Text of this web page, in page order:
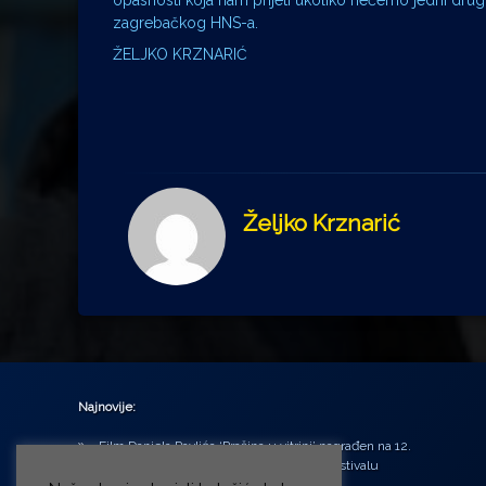
zagrebačkog HNS-a.
ŽELJKO KRZNARIĆ
Željko Krznarić
Najnovije:
Film Daniela Pavlića ‘Prašina u vitrini’ nagrađen na 12.
Green Montenegro International Film Festivalu